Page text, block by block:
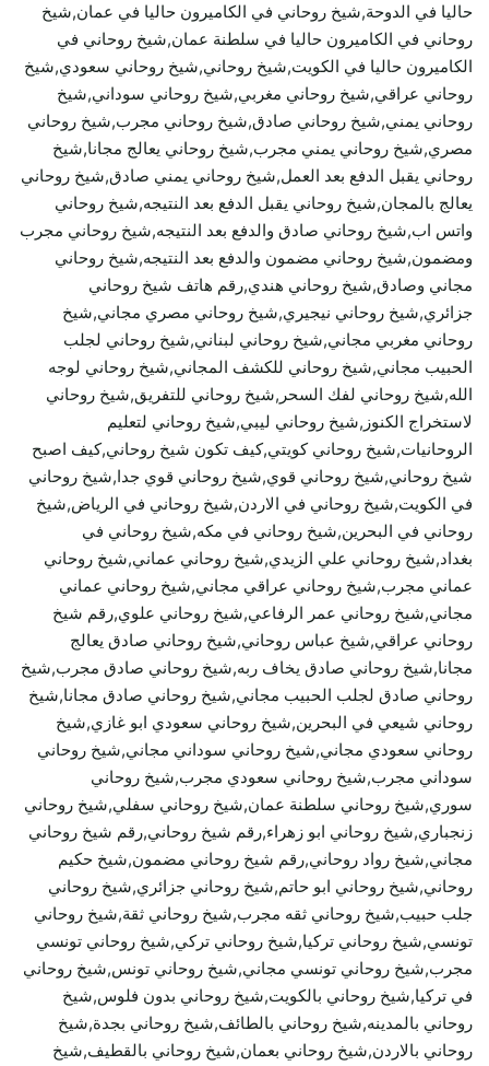
حاليا في الدوحة,شيخ روحاني في الكاميرون حاليا في عمان,شيخ
روحاني في الكاميرون حاليا في سلطنة عمان,شيخ روحاني في
الكاميرون حاليا في الكويت,شيخ روحاني,شيخ روحاني سعودي,شيخ
روحاني عراقي,شيخ روحاني مغربي,شيخ روحاني سوداني,شيخ
روحاني يمني,شيخ روحاني صادق,شيخ روحاني مجرب,شيخ روحاني
مصري,شيخ روحاني يمني مجرب,شيخ روحاني يعالج مجانا,شيخ
روحاني يقبل الدفع بعد العمل,شيخ روحاني يمني صادق,شيخ روحاني
يعالج بالمجان,شيخ روحاني يقبل الدفع بعد النتيجه,شيخ روحاني
واتس اب,شيخ روحاني صادق والدفع بعد النتيجه,شيخ روحاني مجرب
ومضمون,شيخ روحاني مضمون والدفع بعد النتيجه,شيخ روحاني
مجاني وصادق,شيخ روحاني هندي,رقم هاتف شيخ روحاني
جزائري,شيخ روحاني نيجيري,شيخ روحاني مصري مجاني,شيخ
روحاني مغربي مجاني,شيخ روحاني لبناني,شيخ روحاني لجلب
الحبيب مجاني,شيخ روحاني للكشف المجاني,شيخ روحاني لوجه
الله,شيخ روحاني لفك السحر,شيخ روحاني للتفريق,شيخ روحاني
لاستخراج الكنوز,شيخ روحاني ليبي,شيخ روحاني لتعليم
الروحانيات,شيخ روحاني كويتي,كيف تكون شيخ روحاني,كيف اصبح
شيخ روحاني,شيخ روحاني قوي,شيخ روحاني قوي جدا,شيخ روحاني
في الكويت,شيخ روحاني في الاردن,شيخ روحاني في الرياض,شيخ
روحاني في البحرين,شيخ روحاني في مكه,شيخ روحاني في
بغداد,شيخ روحاني علي الزيدي,شيخ روحاني عماني,شيخ روحاني
عماني مجرب,شيخ روحاني عراقي مجاني,شيخ روحاني عماني
مجاني,شيخ روحاني عمر الرفاعي,شيخ روحاني علوي,رقم شيخ
روحاني عراقي,شيخ عباس روحاني,شيخ روحاني صادق يعالج
مجانا,شيخ روحاني صادق يخاف ربه,شيخ روحاني صادق مجرب,شيخ
روحاني صادق لجلب الحبيب مجاني,شيخ روحاني صادق مجانا,شيخ
روحاني شيعي في البحرين,شيخ روحاني سعودي ابو غازي,شيخ
روحاني سعودي مجاني,شيخ روحاني سوداني مجاني,شيخ روحاني
سوداني مجرب,شيخ روحاني سعودي مجرب,شيخ روحاني
سوري,شيخ روحاني سلطنة عمان,شيخ روحاني سفلي,شيخ روحاني
زنجباري,شيخ روحاني ابو زهراء,رقم شيخ روحاني,رقم شيخ روحاني
مجاني,شيخ رواد روحاني,رقم شيخ روحاني مضمون,شيخ حكيم
روحاني,شيخ روحاني ابو حاتم,شيخ روحاني جزائري,شيخ روحاني
جلب حبيب,شيخ روحاني ثقه مجرب,شيخ روحاني ثقة,شيخ روحاني
تونسي,شيخ روحاني تركيا,شيخ روحاني تركي,شيخ روحاني تونسي
مجرب,شيخ روحاني تونسي مجاني,شيخ روحاني تونس,شيخ روحاني
في تركيا,شيخ روحاني بالكويت,شيخ روحاني بدون فلوس,شيخ
روحاني بالمدينه,شيخ روحاني بالطائف,شيخ روحاني بجدة,شيخ
روحاني بالاردن,شيخ روحاني بعمان,شيخ روحاني بالقطيف,شيخ